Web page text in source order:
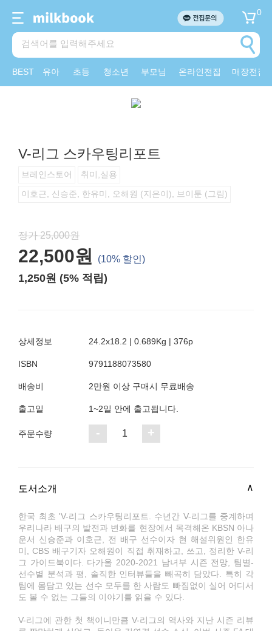
0
BEST 유아 초등 청소년 부모님 온라인전집 매장전집
V-리그 스카우팅리포트
브레인스토어
취미,실용
이호근, 신승준, 한유미, 오해원 (지은이), 브이툰 (그림)
정가 25,000원
22,500원 (10% 할인)
1,250원 (5% 적립)
상세정보 24.2x18.2 | 0.689Kg | 376p
ISBN 9791188073580
배송비 2만원 이상 구매시 무료배송
출고일 1~2일 안에 출고됩니다.
주문수량 - 1 +
도서소개
한국 최초 'V-리그 스카우팅리포트. 수년간 V-리그를 중계하며
우리나라 배구의 발전과 변화를 현장에서 목격해온 KBSN 아나
운서 신승준과 이호근, 전 배구 선수이자 현 해설위원인 한유
미, CBS 배구기자 오해원이 직접 취재하고, 쓰고, 정리한 V-리
그 가이드북이다. 다가올 2020-2021 남녀부 시즌 전망, 팀별-
선수별 분석과 평, 솔직한 인터뷰들을 빼곡히 담았다. 특히 각
팀에 몸담고 있는 선수 모두를 한 사람도 빠짐없이 실어 어디서
도 볼 수 없는 그들의 이야기를 읽을 수 있다.
V-리그에 관한 첫 책이니만큼 V-리그의 역사와 지난 시즌 리뷰